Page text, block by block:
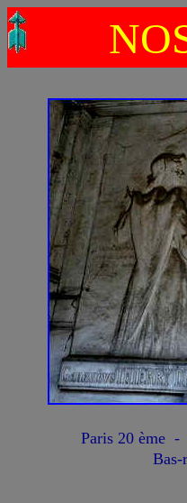
Paris 20 ème -